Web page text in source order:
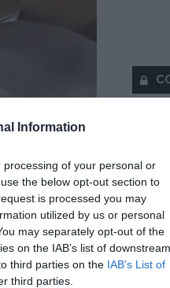
Information
of your personal or
the below opt-out section to
is processed you may
utilized by us or personal
may separately opt-out of the
on the IAB’s list of downstream
third parties on the IAB’s List of
third parties.
Se